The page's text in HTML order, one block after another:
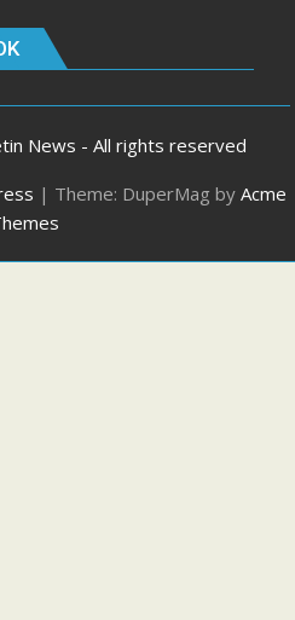
News - All rights reserved
| Theme: DuperMag by Acme